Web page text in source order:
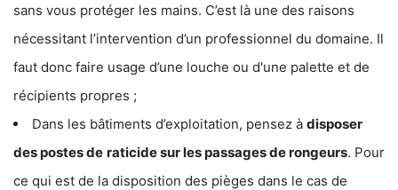
sans vous protéger les mains. C’est là une des raisons
nécessitant l’intervention d’un professionnel du domaine. Il
faut donc faire usage d’une louche ou d'une palette et de
récipients propres ;
Dans les bâtiments d’exploitation, pensez à disposer
des postes de raticide sur les passages de rongeurs. Pour
ce qui est de la disposition des pièges dans le cas de